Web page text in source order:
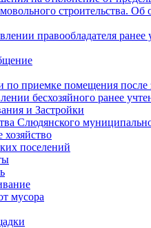
строительства.
правообладателя
приемке помещения после
бесхозяйного ранее
и Застройки
Слюдянского
хозяйство
поселений
мусора